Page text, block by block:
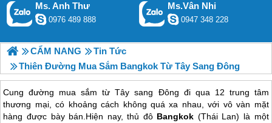
Ms. Anh Thư
0976 489 888
Ms.Vân Nhi
0947 348 228
CẨM NANG
Tin Tức
Thiên Đường Mua Sắm Bangkok Từ Tây Sang Đông
Cung đường mua sắm từ Tây sang Đông đi qua 12 trung tâm
thương mại, có khoảng cách không quá xa nhau, với vô vàn mặt
hàng được bày bán.Hiện nay, thủ đô Bangkok (Thái Lan) là một